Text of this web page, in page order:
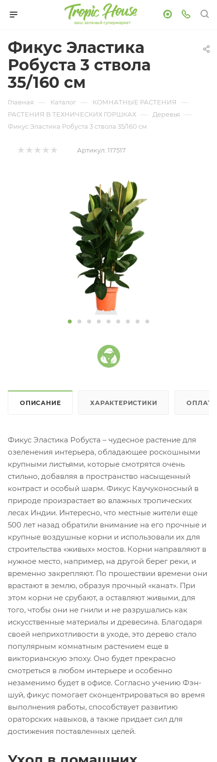
Фикус Эластика
Робуста 3 ствола
35/160 см
Главная — Каталог — КОМНАТНЫЕ РАСТЕНИЯ —
РАСТЕНИЯ В ТЕХНИЧЕСКИХ ГОРШКАХ — Деревья —
Фикус Эластика Робуста 3 ствола 35/160 см
Артикул: 117517
ОПИСАНИЕ ХАРАКТЕРИСТИКИ
Фикус Эластика Робуста – чудесное растение для
озеленения интерьера, обладающее роскошными
крупными листьями, которые смотрятся очень
стильно, добавляя в пространство насыщенный
контраст и особый шарм. Фикус Каучуконосный в
природе произрастает во влажных тропических
лесах Индии. Интересно, что местные жители еще
500 лет назад обратили внимание на его прочные и
крупные воздушные корни и использовали их для
строительства «живых» мостов. Корни направляют в
нужное место, например, на другой берег реки, и
временно закрепляют. По прошествии времени они
врастают в землю, образуя прочный «канат». При
этом корни не срубают, а оставляют живыми, для
того, чтобы они не гнили и не разрушались как
искусственные материалы и древесина. Благодаря
своей неприхотливости в уходе, это дерево стало
популярным комнатным растением еще в
викторианскую эпоху. Оно будет прекрасно
смотреться в любом интерьере и особенно
незаменимо будет в офисе. Согласно учению Фэн-
шуй, фикус помогает сконцентрироваться во время
выполнения работы, способствует развитию
ораторских навыков, а также придает сил для
достижения поставленных целей.